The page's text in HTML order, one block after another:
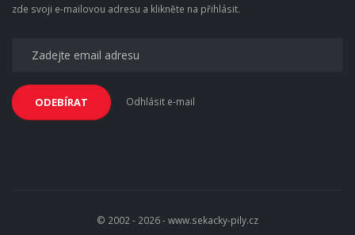
zde svoji e-mailovou adresu a klikněte na přihlásit.
ODEBÍRAT Odhlásit e-mail
© 2002 - 2026 - www.sekacky-pily.cz